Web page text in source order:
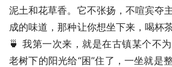
泥土和花草香。它不张扬，不喧宾夺
成的味道，那种让你想坐下来，喝杯
🍵 我第一次来，就是在古镇某个不
老树下的阳光给“困”住了，一坐就是